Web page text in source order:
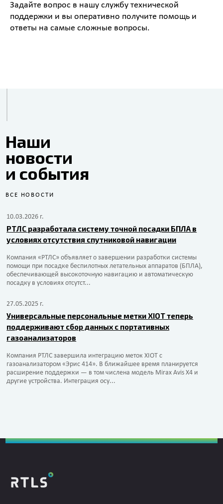
Задайте вопрос в нашу службу технической
поддержки и вы оперативно получите помощь и
ответы на самые сложные вопросы.
Наши
новости
и события
ВСЕ НОВОСТИ
10.03.2026 г.
РТЛС разработала систему точной посадки БПЛА в
условиях отсутствия спутниковой навигации
Компания «РТЛС» объявляет о завершении разработки системы
помощи при посадке беспилотных летательных аппаратов (БПЛА),
обеспечивающей высокоточную навигацию и автоматическую
посадку в условиях отсутст...
27.05.2025 г.
Универсальные персональные метки XIOT теперь
поддерживают сбор данных с портативных
газоанализаторов
Компания РТЛС завершила интеграцию меток XIOT с
газоанализатором «Эрис 414». В ближайшее время планируется
расширение поддержки — в том числена модель Mirax Avis X4 и
другие устройства. Интеграция осу...